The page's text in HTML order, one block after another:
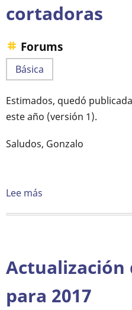
cortadoras
Forums
Básica
Estimados, quedó
este año (versión 1).
Saludos, Gonzalo
Lee más
y
escolar
-
Actualización
para 2017